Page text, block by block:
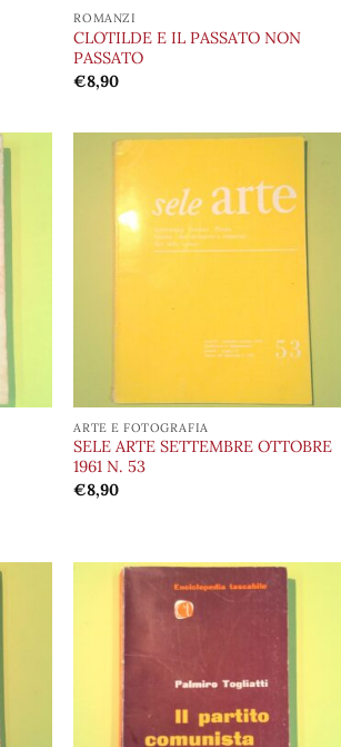
ROMANZI
CLOTILDE E IL PASSATO NON
PASSATO
€8,90
lista
Aggiungi
alla lista
dei
ARTE E FOTOGRAFIA
SELE ARTE SETTEMBRE OTTOBRE
1961 N. 53
€8,90
desideri